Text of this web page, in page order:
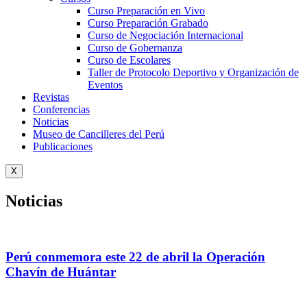
Curso Preparación en Vivo
Curso Preparación Grabado
Curso de Negociación Internacional
Curso de Gobernanza
Curso de Escolares
Taller de Protocolo Deportivo y Organización de
Eventos
Revistas
Conferencias
Noticias
Museo de Cancilleres del Perú
Publicaciones
X
Noticias
Perú conmemora este 22 de abril la Operación
Chavín de Huántar